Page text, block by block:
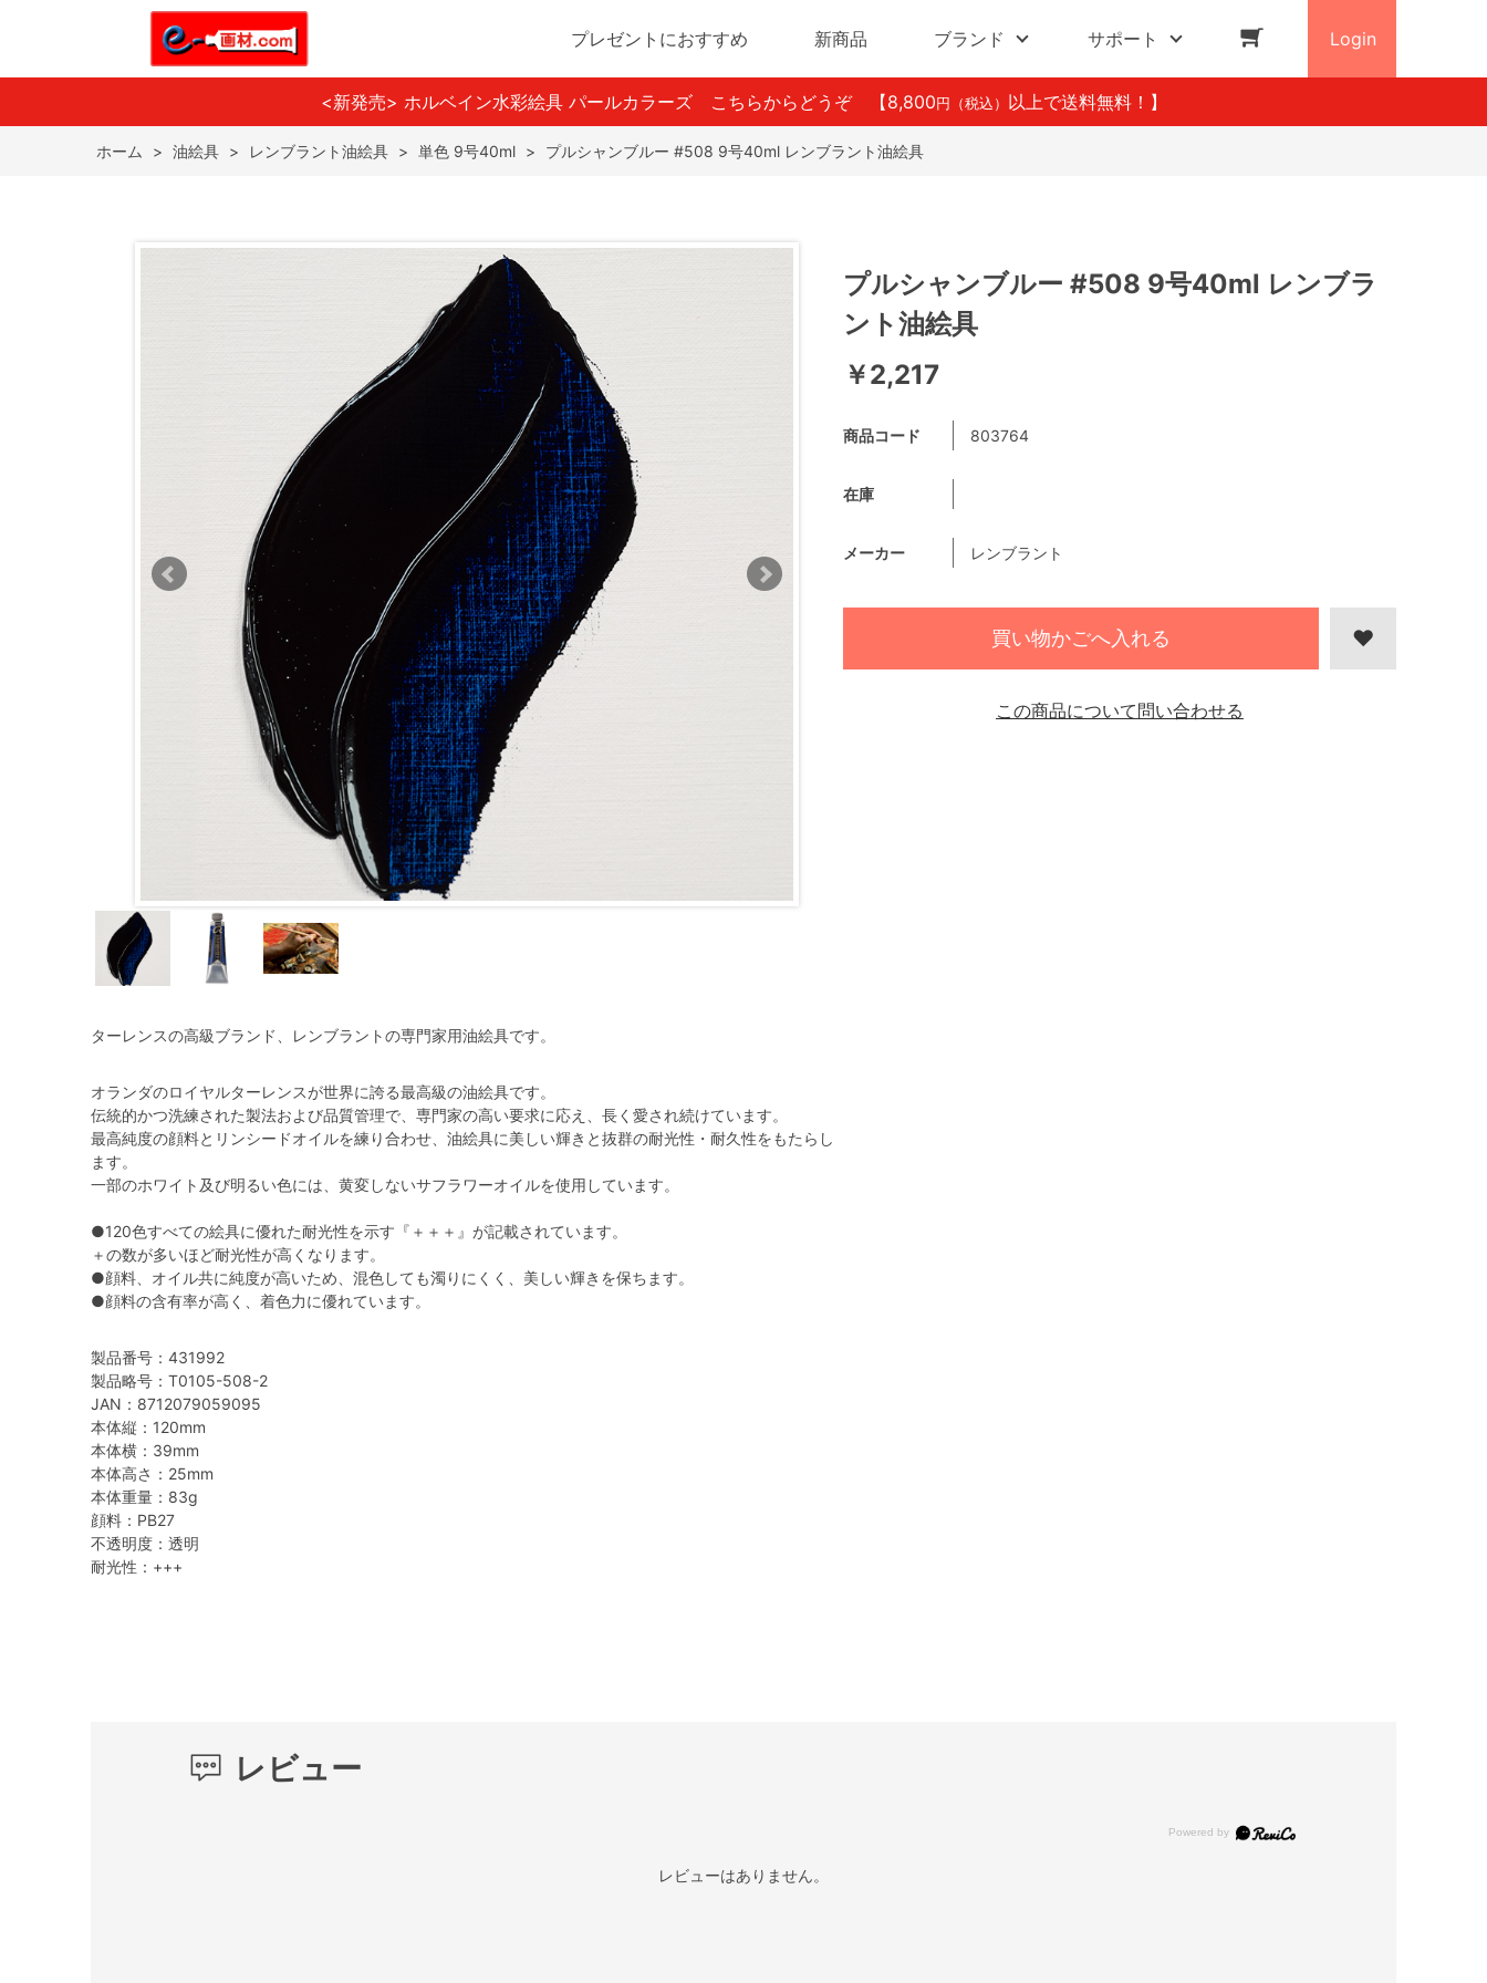
プレゼントにおすすめ 新商品 ブランド サポート Login
<新発売> ホルベイン水彩絵具 パールカラーズ こちらからどうぞ 【8,800 円（税込） 以上で送料無料！】
ホーム > 油絵具 > レンブラント油絵具 > 単色 9号40ml > プルシャンブルー #508 9号40ml レンブラント油絵具
ターレンスの高級ブランド、レンブラントの専門家用油絵具です。
オランダのロイヤルターレンスが世界に誇る最高級の油絵具です。
伝統的かつ洗練された製法および品質管理で、専門家の高い要求に応え、長く愛され続けています。
最高純度の顔料とリンシードオイルを練り合わせ、油絵具に美しい輝きと抜群の耐光性・耐久性をもたらし
ます。
一部のホワイト及び明るい色には、黄変しないサフラワーオイルを使用しています。
●120色すべての絵具に優れた耐光性を示す『＋＋＋』が記載されています。
＋の数が多いほど耐光性が高くなります。
●顔料、オイル共に純度が高いため、混色しても濁りにくく、美しい輝きを保ちます。
●顔料の含有率が高く、着色力に優れています。
製品番号：431992
製品略号：T0105-508-2
JAN：8712079059095
本体縦：120mm
本体横：39mm
本体高さ：25mm
本体重量：83g
顔料：PB27
不透明度：透明
耐光性：+++
プルシャンブルー #508 9号40ml レンブラ
ント油絵具
￥2,217
商品コード 803764
在庫
メーカー レンブラント
買い物かごへ入れる
この商品について問い合わせる
レビュー
レビューはありません。